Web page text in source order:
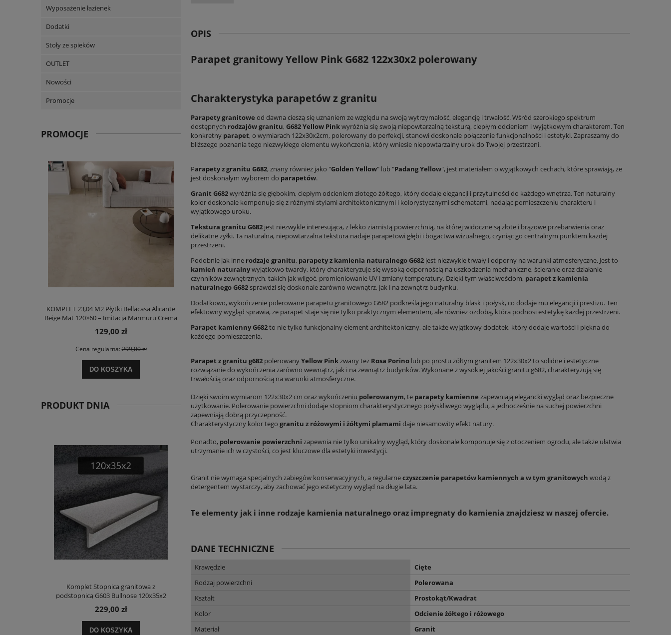
Wyposażenie łazienek
Dodatki
Stoły ze spieków
OUTLET
Nowości
Promocje
PROMOCJE
KOMPLET 23,04 M2 Płytki Bellacasa Alicante
Beige Mat 120×60 – Imitacja Marmuru Crema
Marfil
129,00 zł
Cena regularna:299,00 zł
DO KOSZYKA
Spiek kwarcowy Grespania Coverlam Brunno
Pulido 120×260 cm 5,6 mm Book A – efekt
bookmatch
599,00 zł
DO KOSZYKA
Glazura biała śnieżna biel PREMIUM
POLEROWANA 30x60 cm
42,90 zł
DO KOSZYKA
Płytki trawertyn Classic Szlifowane Wypełniane
61x61x1,2cm
209,00 zł
Spiek kwarcowy
PRODUKT DNIA
Komplet Stopnica granitowa z
podstopnicą G603 Bullnose 120x35x2
229,00 zł
DO KOSZYKA
OPIS
Parapet granitowy Yellow Pink G682 122x30x2 polerowany
Charakterystyka parapetów z granitu
Parapety granitowe od dawna cieszą się uznaniem ze względu na swoją wytrzymałość, elegancję i trwałość. Wśród szerokiego spektrum
dostępnych rodzajów granitu, G682 Yellow Pinkwyróżnia się swoją niepowtarzalną teksturą, ciepłym odcieniem i wyjątkowym charakterem. Ten
konkretny parapet, o wymiarach 122x30x2cm, polerowany do perfekcji, stanowi doskonałe połączenie funkcjonalności i estetyki. Zapraszamy do
bliższego poznania tego niezwykłego elementu wykończenia, który wniesie niepowtarzalny urok do Twojej przestrzeni.
Parapety z granitu G682, znany również jako "Golden Yellow" lub "Padang Yellow", jest materiałem o wyjątkowych cechach, które sprawiają, że
jest doskonałym wyborem do parapetów.
Granit G682wyróżnia się głębokim, ciepłym odcieniem złotego żółtego, który dodaje elegancji i przytulności do każdego wnętrza. Ten naturalny
kolor doskonale komponuje się z różnymi stylami architektonicznymi i kolorystycznymi schematami, nadając pomieszczeniu charakteru i
wyjątkowego uroku.
Tekstura granitu G682 jest niezwykle interesująca, z lekko ziarnistą powierzchnią, na której widoczne są złote i brązowe przebarwienia oraz
delikatne żyłki. Ta naturalna, niepowtarzalna tekstura nadaje parapetowi głębi i bogactwa wizualnego, czyniąc go centralnym punktem każdej
przestrzeni.
Podobnie jak inne rodzaje granitu, parapety z kamienia naturalnegoG682 jest niezwykle trwały i odporny na warunki atmosferyczne. Jest to
kamień naturalnywyjątkowo twardy, który charakteryzuje się wysoką odpornością na uszkodzenia mechaniczne, ścieranie oraz działanie
czynników zewnętrznych, takich jak wilgoć, promieniowanie UV i zmiany temperatury. Dzięki tym właściwościom, parapet z kamienia
naturalnegoG682sprawdzi się doskonale zarówno wewnątrz, jak i na zewnątrz budynku.
Dodatkowo, wykończenie polerowane parapetu granitowego G682 podkreśla jego naturalny blask i połysk, co dodaje mu elegancji i prestiżu. Ten
efektowny wygląd sprawia, że parapet staje się nie tylko praktycznym elementem, ale również ozdobą, która podnosi estetykę każdej przestrzeni.
Parapet kamienny G682to nie tylko funkcjonalny element architektoniczny, ale także wyjątkowy dodatek, który dodaje wartości i piękna do
każdego pomieszczenia.
Parapet z granitu g682 polerowanyYellow Pinkzwany też Rosa Porino lub po prostu żółtym granitem 122x30x2 to solidne i estetyczne
rozwiązanie do wykończenia zarówno wewnątrz, jak i na zewnątrz budynków. Wykonane z wysokiej jakości granitu g682, charakteryzują się
trwałością oraz odpornością na warunki atmosferyczne.
Dzięki swoim wymiarom 122x30x2 cm oraz wykończeniu polerowanym, te parapety kamienne zapewniają elegancki wygląd oraz bezpieczne
użytkowanie. Polerowanie powierzchni dodaje stopniom charakterystycznego połyskliwego wyglądu, a jednocześnie na suchej powierzchni
zapewniają dobrą przyczepność.
Charakterystyczny kolor tego granitu z różowymi i żółtymi plamami daje niesamowity efekt natury.
Ponadto, polerowanie powierzchni zapewnia nie tylko unikalny wygląd, który doskonale komponuje się z otoczeniem ogrodu, ale także ułatwia
utrzymanie ich w czystości, co jest kluczowe dla estetyki inwestycji.
Granit nie wymaga specjalnych zabiegów konserwacyjnych, a regularneczyszczenie parapetów kamiennych a w tym granitowych wodą z
detergentem wystarczy, aby zachować jego estetyczny wygląd na długie lata.
Te elementy jak i inne rodzaje kamienia naturalnego oraz impregnaty do kamienia znajdziesz w naszej ofercie.
DANE TECHNICZNE
Krawędzie
Cięte
Rodzaj powierzchni
Polerowana
Kształt
Prostokąt/Kwadrat
Kolor
Odcienie żółtego i różowego
Materiał
Granit